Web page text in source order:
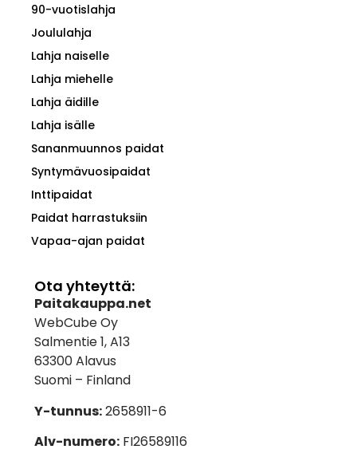
90-vuotislahja
Joululahja
Lahja naiselle
Lahja miehelle
Lahja äidille
Lahja isälle
Sananmuunnos paidat
Syntymävuosipaidat
Inttipaidat
Paidat harrastuksiin
Vapaa-ajan paidat
Ota yhteyttä:
Paitakauppa.net
WebCube Oy
Salmentie 1, A13
63300 Alavus
Suomi – Finland
Y-tunnus:2658911-6
Alv-numero:FI26589116